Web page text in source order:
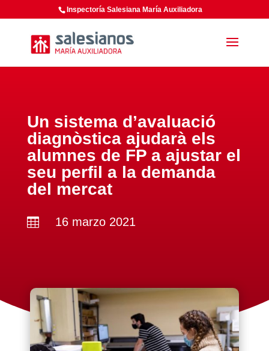
Inspectoría Salesiana María Auxiliadora
Un sistema d’avaluació
diagnòstica ajudarà els
alumnes de FP a ajustar el
seu perfil a la demanda
del mercat
 16 marzo 2021